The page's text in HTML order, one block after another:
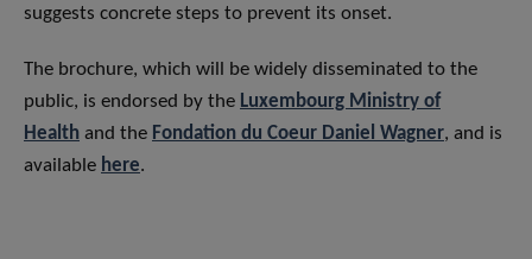
suggests concrete steps to prevent its onset.
The brochure, which will be widely disseminated to the
public, is endorsed by the Luxembourg Ministry of
Health and the Fondation du Coeur Daniel Wagner, and is
available here.